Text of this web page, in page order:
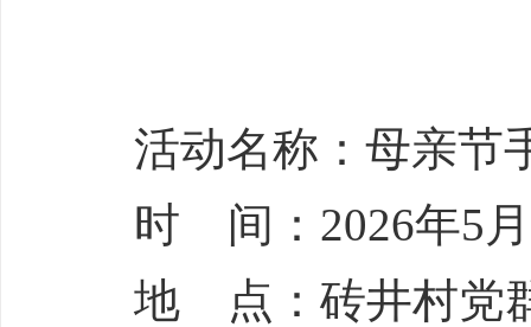
活动名称：母亲节
时 间：2026年5
地 点：砖井村党